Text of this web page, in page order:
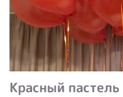
Красный пастель